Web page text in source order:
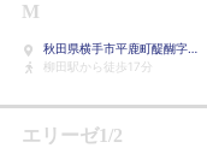
M
秋田県横手市平鹿町醍醐字
槐ヶ沢13-6
柳田駅から徒歩17分
エリーゼ1/2